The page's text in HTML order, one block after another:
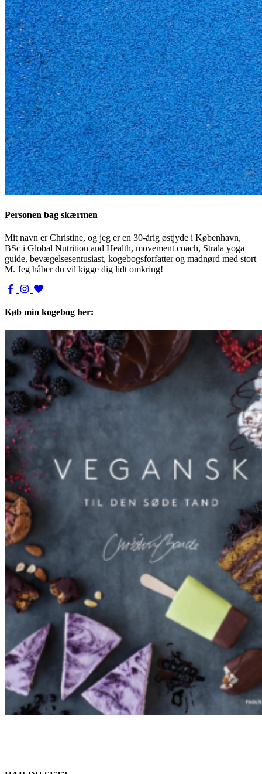
Personen bag skærmen
Mit navn er Christine, og jeg er en 30-årig østjyde i København,
BSc i Global Nutrition and Health, movement coach, Strala yoga
guide, bevægelsesentusiast, kogebogsforfatter og madnørd med stort
M. Jeg håber du vil kigge dig lidt omkring!
Køb min kogebog her: